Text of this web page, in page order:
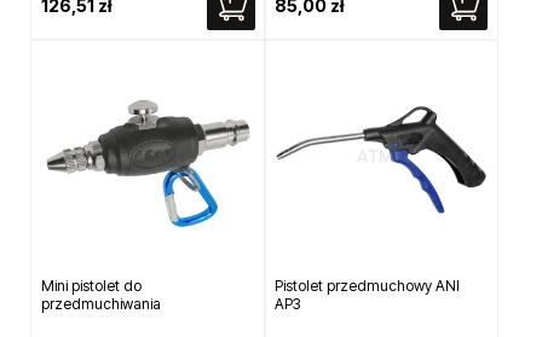
126,51 zł 85,00 zł
Mini pistolet do
przedmuchiwania
Pistolet przedmuchowy ANI
AP3